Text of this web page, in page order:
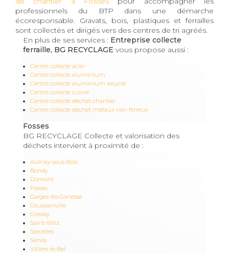
professionnels du BTP dans une démarche
écoresponsable. Gravats, bois, plastiques et ferrailles
sont collectés et dirigés vers des centres de tri agréés.
En plus de ses services : Entreprise collecte
ferraille, BG RECYCLAGE vous propose aussi :
Centre collecte acier
Centre collecte aluminium
Centre collecte aluminium recyclé
Centre collecte cuivre
Centre collecte déchet chantier
Centre collecte déchet métaux non ferreux
Fosses
BG RECYCLAGE Collecte et valorisation des
déchets intervient à proximité de :
Aulnay-sous-Bois
Bondy
Domont
Fosses
Garges-lès-Gonesse
Goussainville
Groslay
Saint-Witz
Sarcelles
Senlis
Villiers-le-Bel